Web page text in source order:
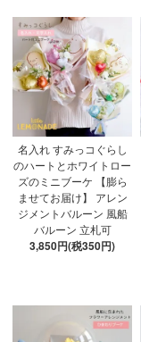
名入れ すみっコぐらし
のハートとホワイトロー
ズのミニブーケ 【膨ら
ませてお届け】 アレン
ジメントバルーン 風船
バルーン 立札可
3,850円(税350円)